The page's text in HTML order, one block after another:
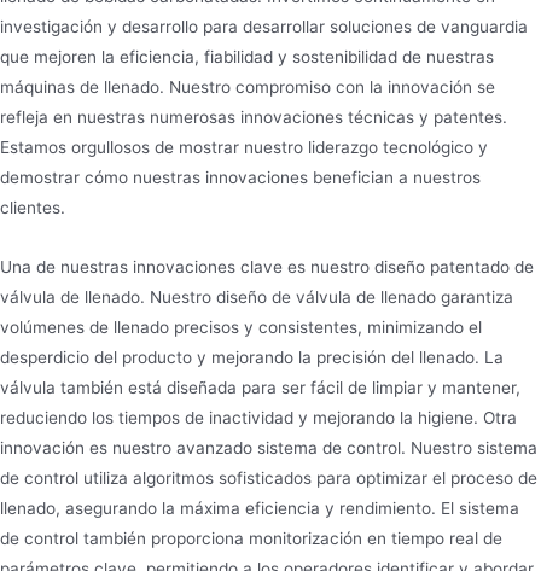
investigación y desarrollo para desarrollar soluciones de vanguardia
que mejoren la eficiencia, fiabilidad y sostenibilidad de nuestras
máquinas de llenado. Nuestro compromiso con la innovación se
refleja en nuestras numerosas innovaciones técnicas y patentes.
Estamos orgullosos de mostrar nuestro liderazgo tecnológico y
demostrar cómo nuestras innovaciones benefician a nuestros
clientes.
Una de nuestras innovaciones clave es nuestro diseño patentado de
válvula de llenado. Nuestro diseño de válvula de llenado garantiza
volúmenes de llenado precisos y consistentes, minimizando el
desperdicio del producto y mejorando la precisión del llenado. La
válvula también está diseñada para ser fácil de limpiar y mantener,
reduciendo los tiempos de inactividad y mejorando la higiene. Otra
innovación es nuestro avanzado sistema de control. Nuestro sistema
de control utiliza algoritmos sofisticados para optimizar el proceso de
llenado, asegurando la máxima eficiencia y rendimiento. El sistema
de control también proporciona monitorización en tiempo real de